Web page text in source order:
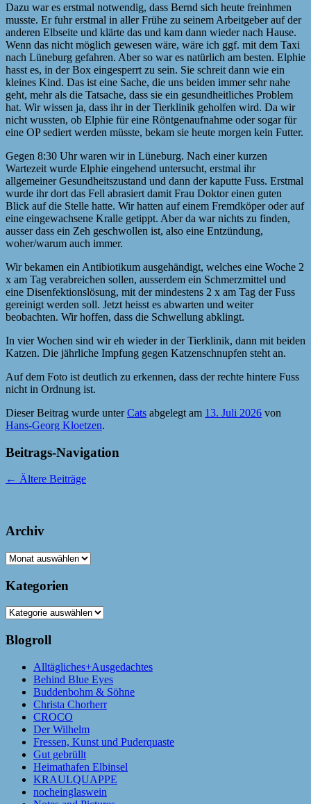
Dazu war es erstmal notwendig, dass Bernd sich heute freinhmen
musste. Er fuhr erstmal in aller Frühe zu seinem Arbeitgeber auf der
anderen Elbseite und klärte das und kam dann wieder nach Hause.
Wenn das nicht möglich gewesen wäre, wäre ich ggf. mit dem Taxi
nach Lüneburg gefahren. Aber so war es natürlich am besten. Elphie
hasst es, in der Box eingesperrt zu sein. Sie schreit dann wie ein
kleines Kind. Das ist eine Sache, die uns beiden immer sehr nahe
geht, mehr als die Tatsache, dass sie ein gesundheitliches Problem
hat. Wir wissen ja, dass ihr in der Tierklinik geholfen wird. Da wir
nicht wussten, ob Elphie für eine Röntgenaufnahme oder sogar für
eine OP sediert werden müsste, bekam sie heute morgen kein Futter.
Gegen 8:30 Uhr waren wir in Lüneburg. Nach einer kurzen
Wartezeit wurde Elphie eingehend untersucht, erstmal ihr
allgemeiner Gesundheitszustand und dann der kaputte Fuss. Erstmal
wurde ihr dort das Fell abrasiert damit Frau Doktor einen guten
Blick auf die Stelle hatte. Wir hatten auf einem Fremdköper oder auf
eine eingewachsene Kralle getippt. Aber da war nichts zu finden,
ausser dass ein Zeh geschwollen ist, also eine Entzündung,
woher/warum auch immer.
Wir bekamen ein Antibiotikum ausgehändigt, welches eine Woche 2
x am Tag verabreichen sollen, ausserdem ein Schmerzmittel und
eine Disenfektionslösung, mit der mindestens 2 x am Tag der Fuss
gereinigt werden soll. Jetzt heisst es abwarten und weiter
beobachten. Wir hoffen, dass die Schwellung abklingt.
In vier Wochen sind wir eh wieder in der Tierklinik, dann mit beiden
Katzen. Die jährliche Impfung gegen Katzenschnupfen steht an.
Auf dem Foto ist deutlich zu erkennen, dass der rechte hintere Fuss
nicht in Ordnung ist.
Dieser Beitrag wurde unterCats abgelegt am 13. Juli 2026 von
Hans-Georg Kloetzen.
Beitrags-Navigation
← Ältere Beiträge
Archiv
Archiv
Kategorien
Kategorien
Blogroll
Alltägliches+Ausgedachtes
Behind Blue Eyes
Buddenbohm & Söhne
Christa Chorherr
CROCO
Der Wilhelm
Fressen, Kunst und Puderquaste
Gut gebrüllt
Heimathafen Elbinsel
KRAULQUAPPE
nocheinglaswein